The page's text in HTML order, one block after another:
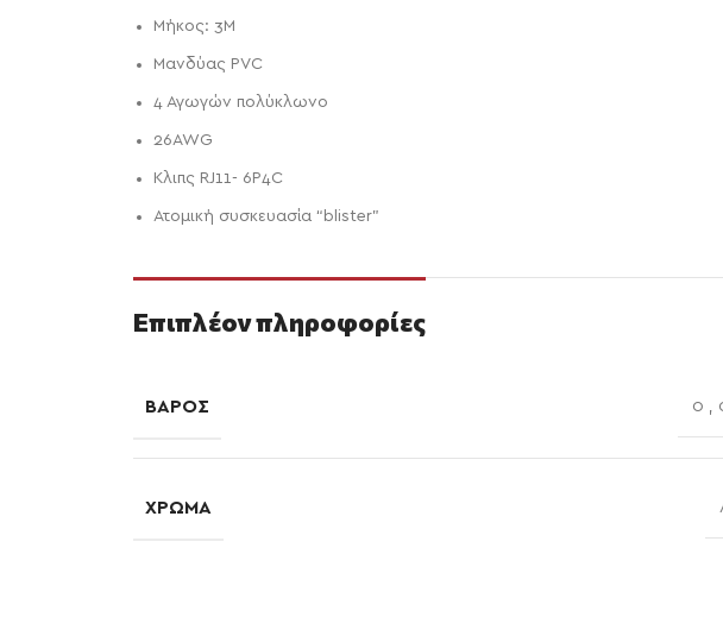
Μήκος: 3Μ
Μανδύας PVC
4 Αγωγών πολύκλωνο
26AWG
Κλιπς RJ11- 6P4C
Ατομική συσκευασία “blister”
Επιπλέον πληροφορίες
ΒΆΡΟΣ 0 ,
ΧΡΏΜΑ